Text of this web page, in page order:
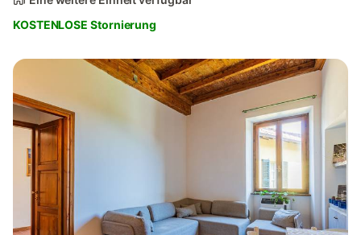
KOSTENLOSE Stornierung